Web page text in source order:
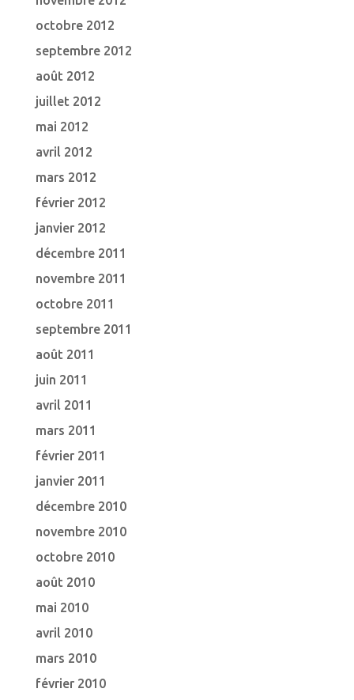
octobre 2012
septembre 2012
août 2012
juillet 2012
mai 2012
avril 2012
mars 2012
février 2012
janvier 2012
décembre 2011
novembre 2011
octobre 2011
septembre 2011
août 2011
juin 2011
avril 2011
mars 2011
février 2011
janvier 2011
décembre 2010
novembre 2010
octobre 2010
août 2010
mai 2010
avril 2010
mars 2010
février 2010